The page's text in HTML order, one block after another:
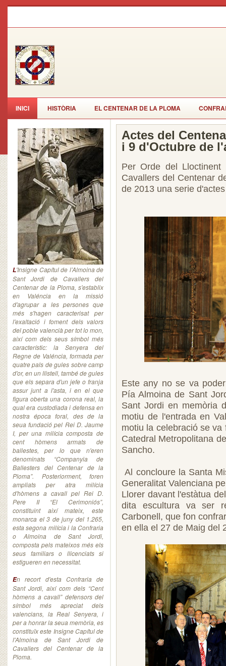
INICI HISTÒRIA EL CENTENAR DE LA PLOMA
L'Insigne Capítul de l’Almoina de
Sant Jordi de Cavallers del
Centenar de la Ploma, s'establix
en Valéncia en la missió
d'agrupar a les persones que
més s'hagen caracterisat per
l'exaltació i foment dels valors
del poble valencià per tot lo mon,
així com dels seus símbol més
característic: la Senyera del
Regne de Valéncia, formada per
quatre pals de gules sobre camp
d'or, en un llistell, també de gules
que els separa d'un jefe o franja
assur junt a l'asta, i en el que
figura oberta una corona real, la
qual era custodiada i defensa en
nostra época foral, des de la
seua fundació pel Rei D. Jaume
I, per una milícia composta de
cent hòmens armats de
ballestes, per lo que n'eren
denominats “Companyia de
Ballesters del Centenar de la
Ploma”. Posteriorment, foren
ampliats per atra milícia
d'hòmens a cavall pel Rei D.
Pere II “El Cerimoniós”,
constituint així mateix, este
monarca el 3 de juny del 1.265,
esta segona milícia i la Confraria
o Almoina de Sant Jordi,
composta pels mateixos més els
seus familiars o llicenciats si
estigueren en necessitat.
En recort d'esta Confraria de
Sant Jordi, així com dels “Cent
hòmens a cavall” defensors del
símbol més apreciat dels
valencians, la Real Senyera, i
per a honrar la seua memòria, es
constituïx este Insigne Capítul de
l'Almoina de Sant Jordi de
Cavallers del Centenar de la
Ploma.
Actes del
i 9 d'Octubre de
Per Orde del Lloctinent
Cavallers del Centenar
de 2013 una serie
Este any no se va
Pía Almoina de Sant
Sant Jordi en memòria
motiu de l'entrada en
motiu la celebració se
Catedral Metropolitana
Sancho.
Al concloure la Santa
Generalitat Valenciana
Llorer davant l'estàtua
dita escultura va ser
Carbonell, que fon
en ella el 27 de Maig del